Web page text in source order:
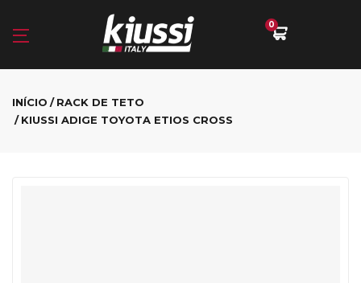
0
INÍCIO
RACK DE TETO
KIUSSI ADIGE TOYOTA ETIOS CROSS